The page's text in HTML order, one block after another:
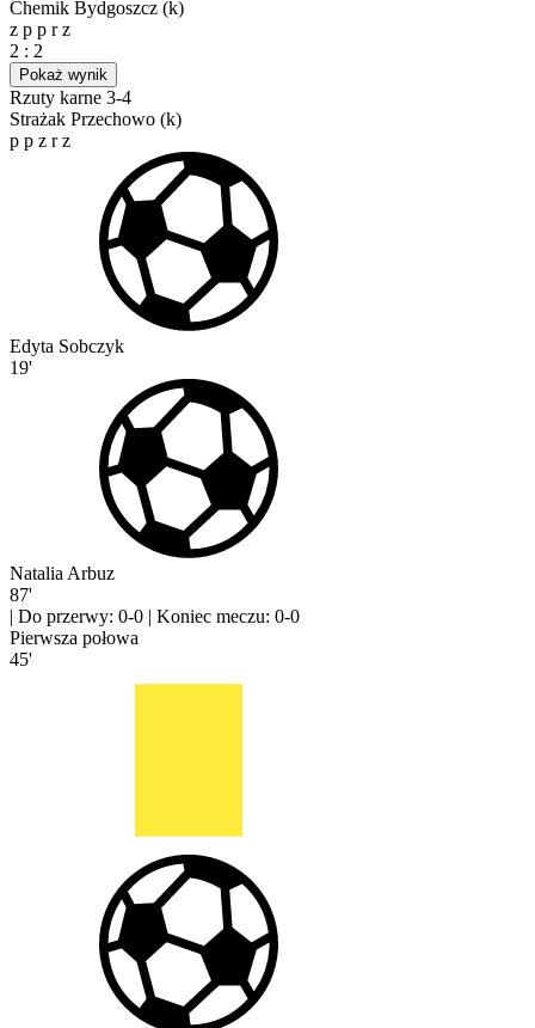
Chemik Bydgoszcz (k)
z p p rz
2 : 2
Pokaż wynik
Rzuty karne 3-4
Strażak Przechowo (k)
p p z rz
Edyta Sobczyk
19'
Natalia Arbuz
87'
| Do przerwy: 0-0 | Koniec meczu: 0-0
Pierwsza połowa
45'